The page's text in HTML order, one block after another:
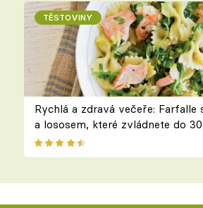
TĚSTOVINY
Rychlá a zdravá večeře: Farfalle
a lososem, které zvládnete do